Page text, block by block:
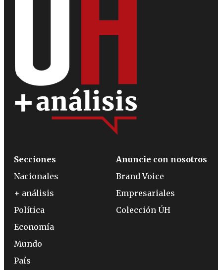
Secciones
Nacionales
+ análisis
Política
Economía
Mundo
País
Anuncie con nosotros
Brand Voice
Empresariales
Colección ÚH